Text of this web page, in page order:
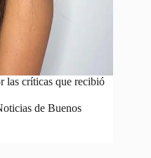
las críticas que recibió
de Buenos